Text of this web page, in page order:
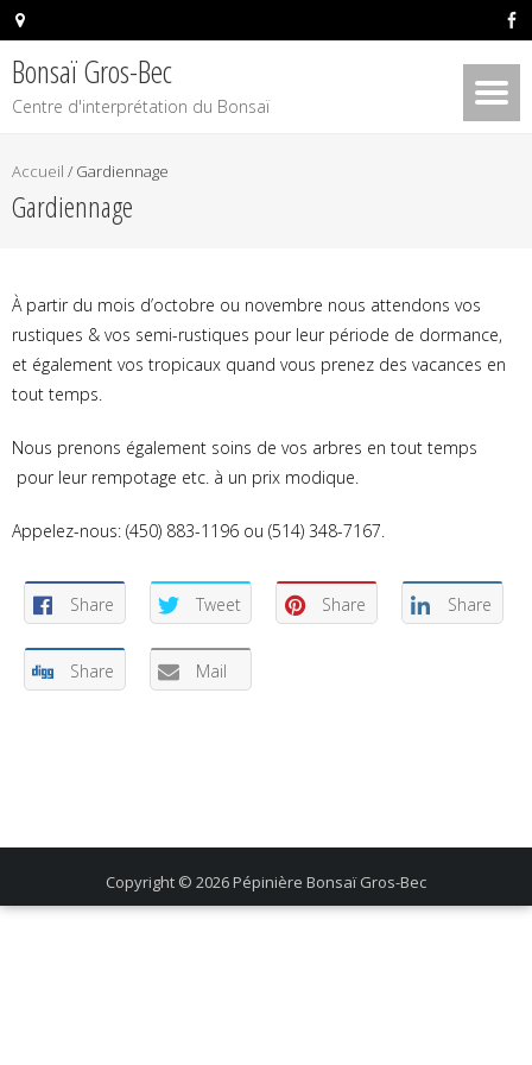
Bonsaï Gros-Bec
Centre d'interprétation du Bonsaï
Accueil / Gardiennage
Gardiennage
À partir du mois d’octobre ou novembre nous attendons vos
rustiques & vos semi-rustiques pour leur période de dormance,
et également vos tropicaux quand vous prenez des vacances en
tout temps.
Nous prenons également soins de vos arbres en tout temps
pour leur rempotage etc. à un prix modique.
Appelez-nous: (450) 883-1196 ou (514) 348-7167.
Share Tweet Share Share
Share Mail
Copyright © 2026Pépinière Bonsaï Gros-Bec